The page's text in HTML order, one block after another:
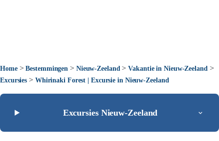
Home>Bestemmingen > Nieuw-Zeeland >Vakantie in Nieuw-Zeeland >
Excursies > Whirinaki Forest | Excursie in Nieuw-Zeeland
Excursies Nieuw-Zeeland